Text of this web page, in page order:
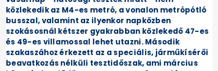
közlekedik az M4-es metró, a vonalon metrópótló
busszal, valamint az ilyenkor napközben
szokásosnál kétszer gyakrabban közlekedő 47-es
és 49-es villamossal lehet utazni. Második
szakaszához érkezett az a speciális, járműkísérői
beavatkozás nélküli tesztidőszak, ami március